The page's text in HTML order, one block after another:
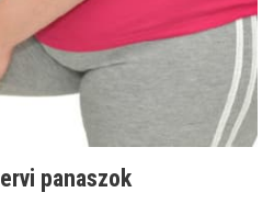
panaszok